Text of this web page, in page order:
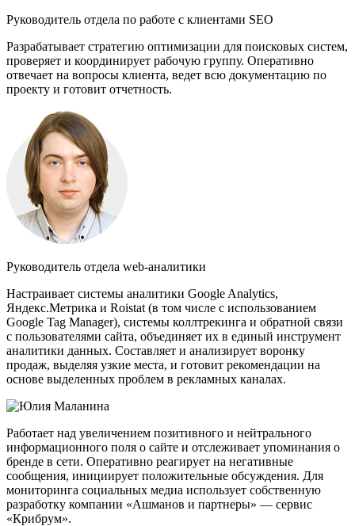
Руководитель отдела по работе с клиентами SEO
Разрабатывает стратегию оптимизации для поисковых систем,
проверяет и координирует рабочую группу. Оперативно
отвечает на вопросы клиента, ведет всю документацию по
проекту и готовит отчетность.
Руководитель отдела web-аналитики
Настраивает системы аналитики Google Analytics,
Яндекс.Метрика и Roistat (в том числе с использованием
Google Tag Manager), системы коллтрекинга и обратной связи
с пользователями сайта, объединяет их в единый инструмент
аналитики данных. Составляет и анализирует воронку
продаж, выделяя узкие места, и готовит рекомендации на
основе выделенных проблем в рекламных каналах.
Работает над увеличением позитивного и нейтрального
информационного поля о сайте и отслеживает упоминания о
бренде в сети. Оперативно реагирует на негативные
сообщения, инициирует положительные обсуждения. Для
мониторинга социальных медиа использует собственную
разработку компании «Ашманов и партнеры» — сервис
«Крибрум».